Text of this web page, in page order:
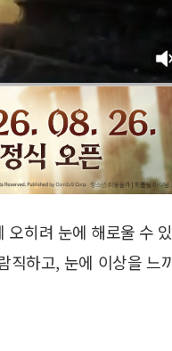
오히려 눈에 해로울 수
직하고, 눈에 이상을 느